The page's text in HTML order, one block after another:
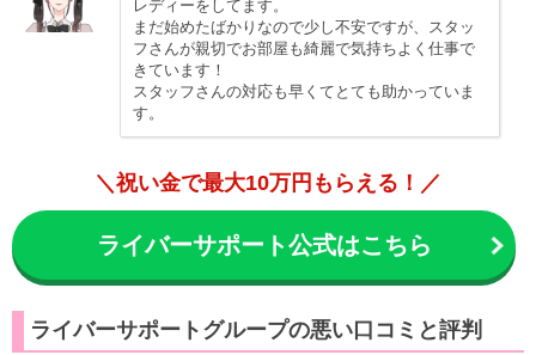
レディーをしてます。
まだ始めたばかりなので少し不安ですが、スタッ
フさんが親切でお部屋も綺麗で気持ちよく仕事で
きています！
スタッフさんの対応も早くてとても助かっていま
す。
＼祝い金で最大10万円もらえる！／
ライバーサポート公式はこちら
ライバーサポートグループの悪い口コミと評判